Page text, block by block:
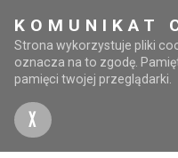
KOMUNIKAT
Strona wykorzystuje pliki
oznacza na to zgodę.
pamięci twojej przeglądarki.
X